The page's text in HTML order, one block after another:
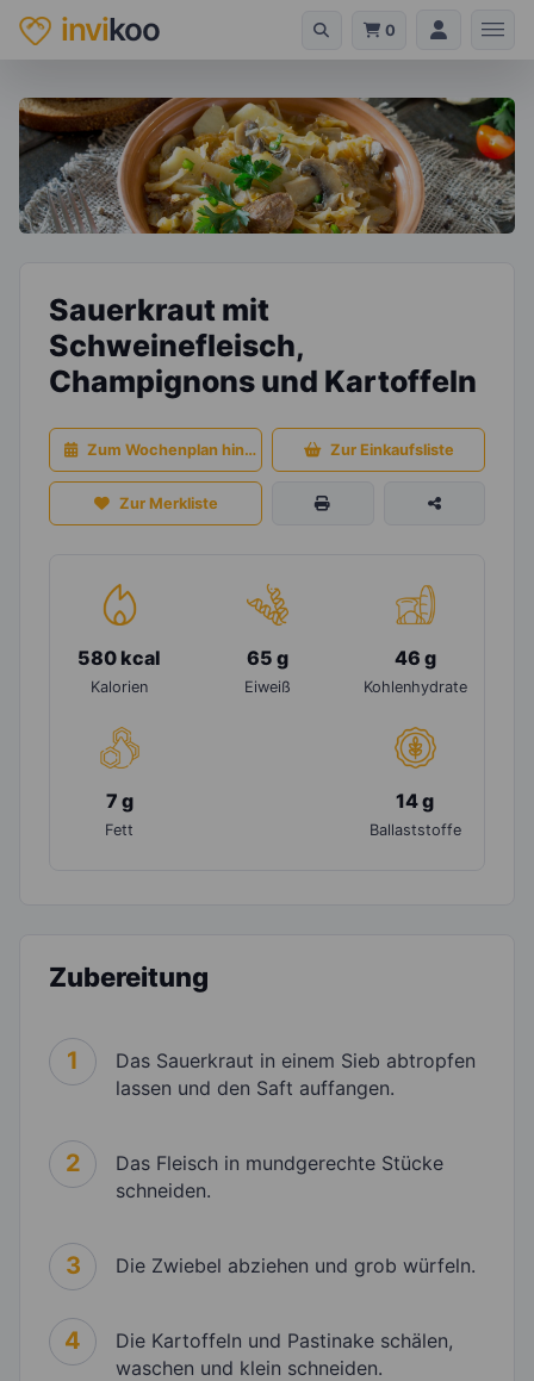
invikoo 0
Sauerkraut mit
Schweinefleisch,
Champignons und Kartoffeln
Zum Wochenplan hinzufügen Zur Einkaufsliste
Zur Merkliste
580 kcal
Kalorien
65 g
Eiweiß
46 g
Kohlenhydrate
7 g
Fett
14 g
Ballaststoffe
Zubereitung
1
Das Sauerkraut in einem Sieb abtropfen
lassen und den Saft auffangen.
2
Das Fleisch in mundgerechte Stücke
schneiden.
3 Die Zwiebel abziehen und grob würfeln.
4
Die Kartoffeln und Pastinake schälen,
waschen und klein schneiden.